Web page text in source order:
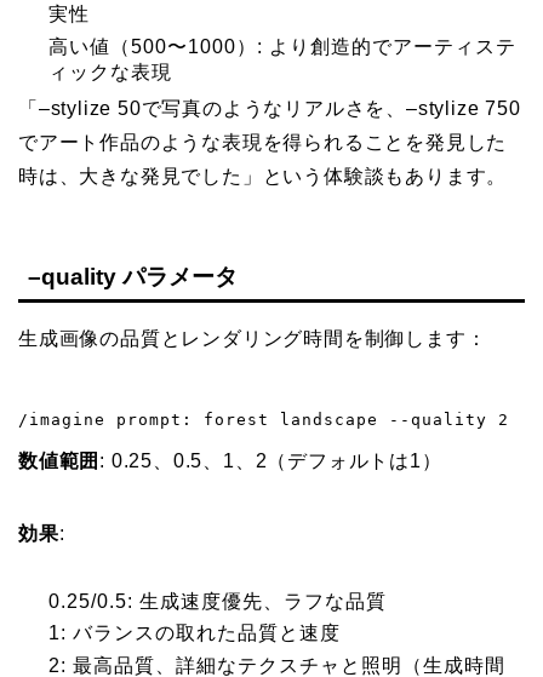
実性
高い値（500〜1000）: より創造的でアーティステ
ィックな表現
「–stylize 50で写真のようなリアルさを、–stylize 750
でアート作品のような表現を得られることを発見した
時は、大きな発見でした」という体験談もあります。
–quality パラメータ
生成画像の品質とレンダリング時間を制御します：
/imagine prompt: forest landscape --quality 2
数値範囲 : 0.25、0.5、1、2（デフォルトは1）
効果:
0.25/0.5: 生成速度優先、ラフな品質
1: バランスの取れた品質と速度
2: 最高品質、詳細なテクスチャと照明（生成時間